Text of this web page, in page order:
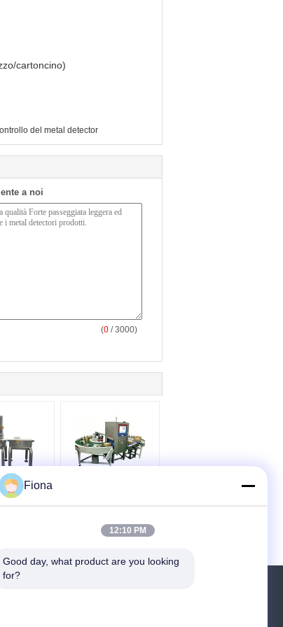
cartoncino)
del metal detector
a noi
(0 / 3000)
7 pesatrici
per vari
Fiona
12:10 PM
Good day, what product are you looking
for?